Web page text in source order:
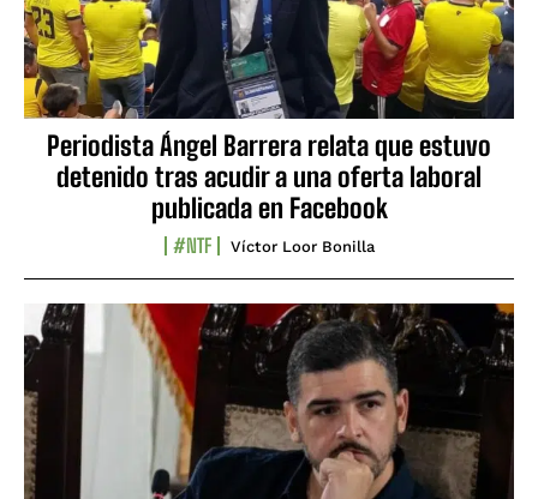
Periodista Ángel Barrera relata que estuvo
detenido tras acudir a una oferta laboral
publicada en Facebook
#NTF Víctor Loor Bonilla